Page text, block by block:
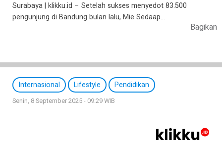
Surabaya | klikku.id – Setelah sukses menyedot 83.500
pengunjung di Bandung bulan lalu, Mie Sedaap…
Bagikan
Internasional Lifestyle Pendidikan
Senin, 8 September 2025 - 09:29 WIB